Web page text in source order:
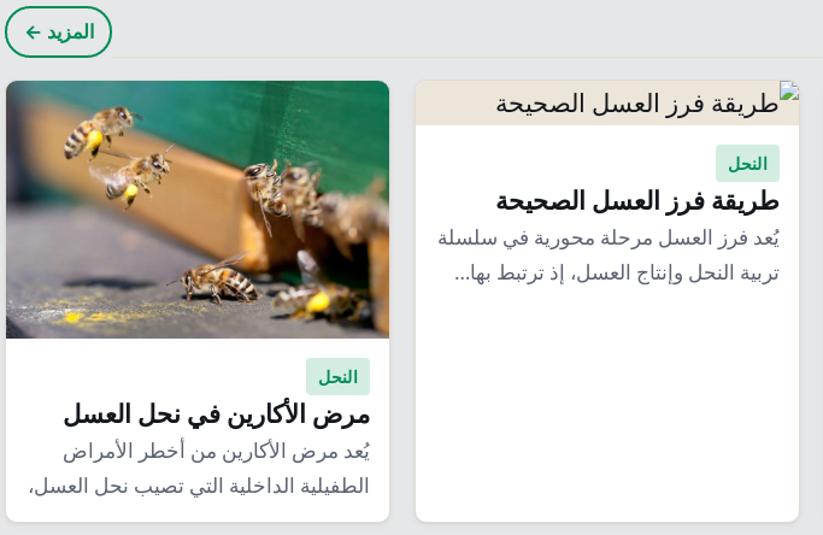
المزيد ←
النحل
طريقة فرز العسل الصحيحة
يُعد فرز العسل مرحلة محورية في سلسلة
تربية النحل وإنتاج العسل، إذ ترتبط بها…
النحل
مرض الأكارين في نحل العسل
يُعد مرض الأكارين من أخطر الأمراض
الطفيلية الداخلية التي تصيب نحل العسل،
ويسببه أكاروس…